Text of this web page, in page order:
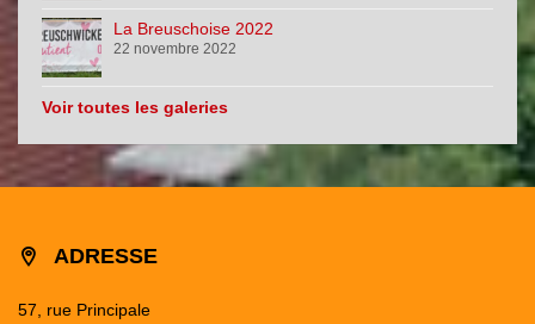
La Breuschoise 2022
22 novembre 2022
Voir toutes les galeries
ADRESSE
57, rue Principale